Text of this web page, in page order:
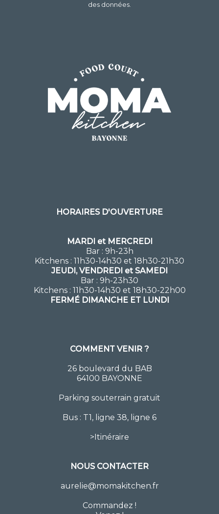
des données.
HORAIRES D'OUVERTURE
MARDI et MERCREDI
Bar : 9h-23h
Kitchens : 11h30-14h30 et 18h30-21h30
JEUDI, VENDREDI et SAMEDI
Bar : 9h-23h30
Kitchens : 11h30-14h30 et 18h30-22h00
FERMÉ DIMANCHE ET LUNDI
COMMENT VENIR ?
26 boulevard du BAB
64100 BAYONNE
Parking souterrain gratuit
Bus : T1, ligne 38, ligne 6
>Itinéraire
NOUS CONTACTER
aurelie@momakitchen.fr
Commandez !